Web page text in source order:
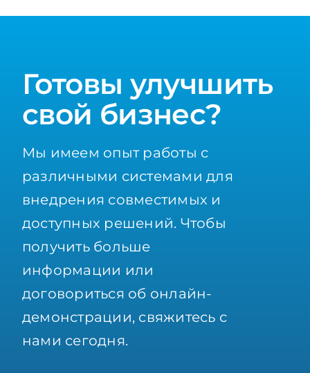
Готовы улучшить
свой бизнес?
Мы имеем опыт работы с
различными системами для
внедрения совместимых и
доступных решений. Чтобы
получить больше
информации или
договориться об онлайн-
демонстрации, свяжитесь с
нами сегодня.